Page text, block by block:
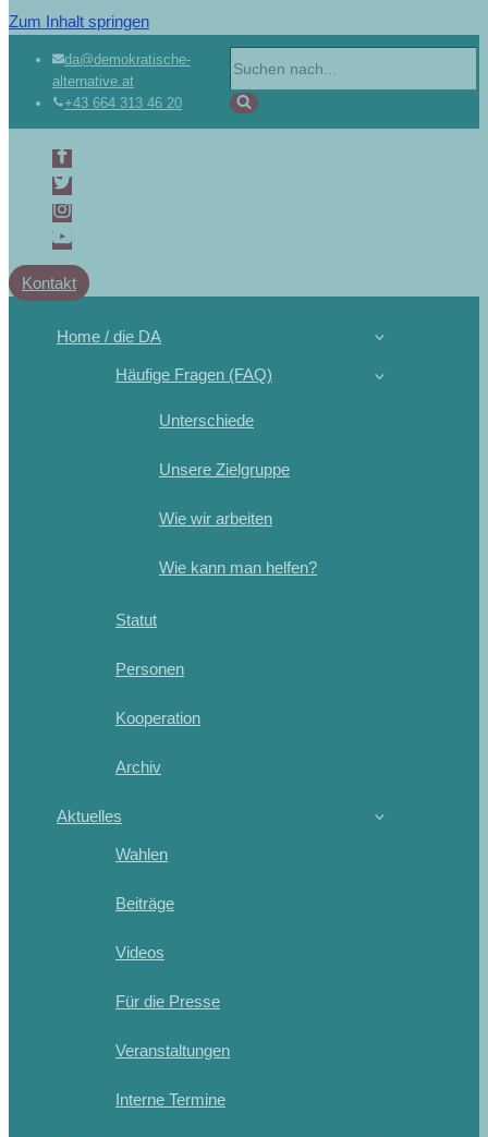
Zum Inhalt springen
da@demokratische-
alternative.at
+43 664 313 46 20
Kontakt
Home / die DA
Häufige Fragen (FAQ)
Unterschiede
Unsere Zielgruppe
Wie wir arbeiten
Wie kann man helfen?
Statut
Personen
Kooperation
Archiv
Aktuelles
Wahlen
Beiträge
Videos
Für die Presse
Veranstaltungen
Interne Termine